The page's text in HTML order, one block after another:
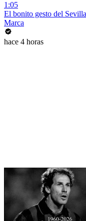
1:05
El bonito gesto del
Marca
hace 4 horas